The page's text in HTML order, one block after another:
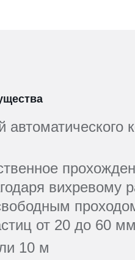
вихревому
от 20 до 60 мм
10 м